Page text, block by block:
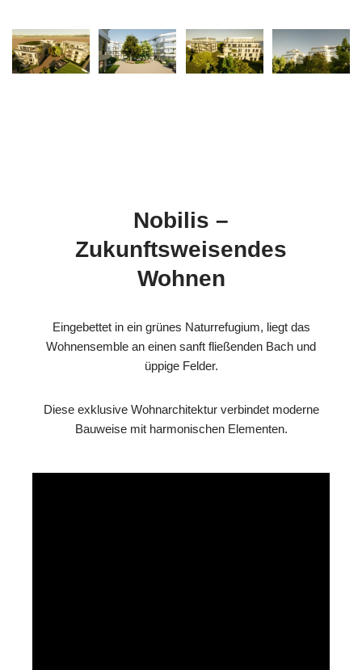
Nobilis –
Zukunftsweisendes
Wohnen
Eingebettet in ein grünes Naturrefugium, liegt das
Wohnensemble an einen sanft fließenden Bach und
üppige Felder.
Diese exklusive Wohnarchitektur verbindet moderne
Bauweise mit harmonischen Elementen.